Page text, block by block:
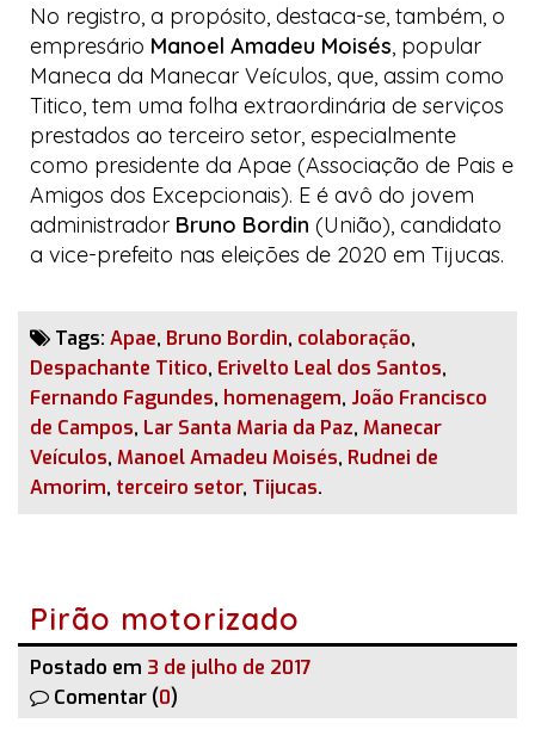
No registro, a propósito, destaca-se, também, o
empresário Manoel Amadeu Moisés, popular
Maneca da Manecar Veículos, que, assim como
Titico, tem uma folha extraordinária de serviços
prestados ao terceiro setor, especialmente
como presidente da Apae (Associação de Pais e
Amigos dos Excepcionais). E é avô do jovem
administrador Bruno Bordin (União), candidato
a vice-prefeito nas eleições de 2020 em Tijucas.
Tags: Apae, Bruno Bordin, colaboração,
Despachante Titico, Erivelto Leal dos Santos,
Fernando Fagundes, homenagem, João Francisco
de Campos, Lar Santa Maria da Paz, Manecar
Veículos, Manoel Amadeu Moisés, Rudnei de
Amorim, terceiro setor, Tijucas.
Pirão motorizado
Postado em 3 de julho de 2017
Comentar (0)